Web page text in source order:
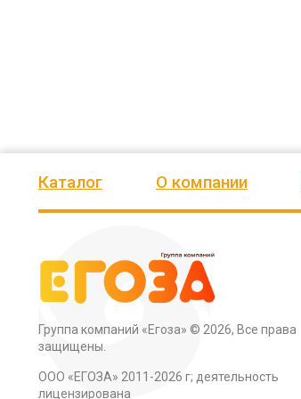
Каталог О компании
Группа компаний «Егоза» © 2026, Все права
защищены.
ООО «ЕГОЗА» 2011-2026 г; деятельность
лицензирована